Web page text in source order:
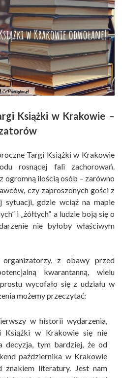
Książki w Krakowie –
Targi Książki w Krakowie
rosnącej fali zachorowań.
ogromną ilością osób – zarówno
czy zaproszonych gości z
sytuacji, gdzie wciąż na mapie
i „żółtych” a ludzie boją się o
nie byłoby właściwym
organizatorzy, z obawy przed
kwarantanną, wielu
wycofało się z udziału w
możemy przeczytać:
w historii wydarzenia,
Książki w Krakowie się nie
decyzja, tym bardziej, że od
października w Krakowie
znakiem literatury. Jest nam